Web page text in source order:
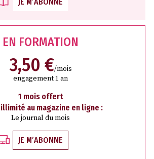
JE M’ABONNE
EN FORMATION
3,50 €/mois
engagement 1 an
1 mois offert
au magazine en ligne :
Le journal du mois
JE M’ABONNE